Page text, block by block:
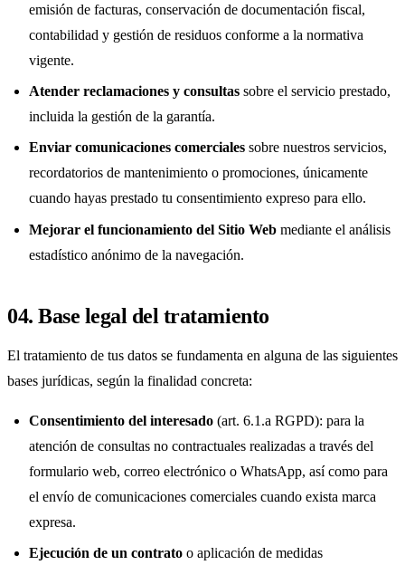
emisión de facturas, conservación de documentación fiscal,
contabilidad y gestión de residuos conforme a la normativa
vigente.
Atender reclamaciones y consultas sobre el servicio prestado,
incluida la gestión de la garantía.
Enviar comunicaciones comerciales sobre nuestros servicios,
recordatorios de mantenimiento o promociones, únicamente
cuando hayas prestado tu consentimiento expreso para ello.
Mejorar el funcionamiento del Sitio Web mediante el análisis
estadístico anónimo de la navegación.
04. Base legal del tratamiento
El tratamiento de tus datos se fundamenta en alguna de las siguientes
bases jurídicas, según la finalidad concreta:
Consentimiento del interesado (art. 6.1.a RGPD): para la
atención de consultas no contractuales realizadas a través del
formulario web, correo electrónico o WhatsApp, así como para
el envío de comunicaciones comerciales cuando exista marca
expresa.
Ejecución de un contrato o aplicación de medidas